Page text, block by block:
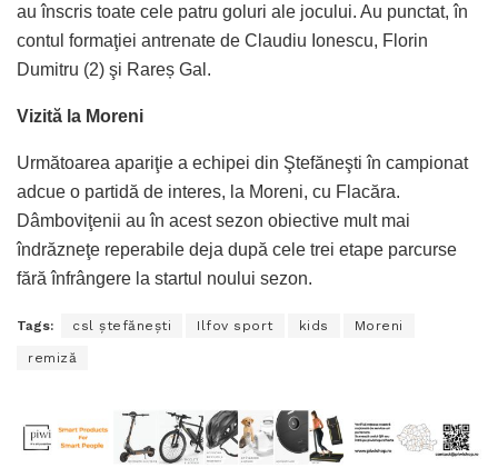
au înscris toate cele patru goluri ale jocului. Au punctat, în
contul formaţiei antrenate de Claudiu Ionescu, Florin
Dumitru (2) şi Rareș Gal.
Vizită la Moreni
Următoarea apariţie a echipei din Ştefăneşti în campionat
adcue o partidă de interes, la Moreni, cu Flacăra.
Dâmboviţenii au în acest sezon obiective mult mai
îndrăzneţe reperabile deja după cele trei etape parcurse
fără înfrângere la startul noului sezon.
Tags: csl ștefănești Ilfov sport kids Moreni
remiză